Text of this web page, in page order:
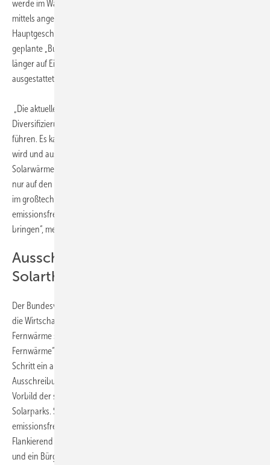
werde im Wärmesektor weder durch angemessene CO
mittels angemessener Förderangebote ausgeglichen, beklagt BSW-
Hauptgeschäftsführer Carsten Körnig. Eine bereits vor Jahren
geplante „Bundesförderung für effiziente Wärmenetze“ liege schon
länger auf Eis und sei zudem mit einem zu kleinen Fördertopf
ausgestattet.
„Die aktuelle Heizkostendebatte muss zu einer Modernisierung,
Diversifizierung und Solarisierung der heimischen Wärmeversorgung
führen. Es kann nicht sein, dass solare Fernwärme weiter kaltgestellt
wird und aus den Wärmenetzen weitgehend ausgesperrt bleibt.
Solarwärme muss zukünftig eine weitaus größere Rolle spielen – nicht
nur auf den Dächern von Eigenheimen, sondern insbesondere auch
im großtechnischen Maßstab, um in Wärmenetze einzuspeisen und so
emissionsfreie Solarwärme auch in Deutschlands Innenstädte zu
bringen“, meint Körnig.
Ausschreibungsprogramm für große
Solarthermieanlagen
Der Bundesverband Solarwirtschaft fordert SPD, Grüne und FDP auf,
die Wirtschaftlichkeitslücke für die Produzenten solarer Nah- und
Fernwärme schnell zu schließen. Um den „schlafenden Riesen Solare
Fernwärme“ zu wecken, empfiehlt die Solarwirtschaft in einem ersten
Schritt ein auf mindestens fünf Jahre angelegtes
Ausschreibungsprogramm für große Solarthermieanlagen nach dem
Vorbild der seit Jahren erfolgreichen Auktionen für Photovoltaik-
Solarparks. So könnten über 25 Jahre 20 Milliarden Kilowattstunden
emissionsfreie Wärme besonders effizient produziert werden.
Flankierend solle der CO
und ein Bürgergeld zum Ausgleich sozialer Härten eingeführt werden.